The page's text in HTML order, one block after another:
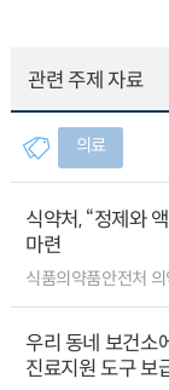
관련 주제 자료
의료
식약처, “정제와
마련
식품의약품안전처
우리 동네 보건소
진료지원 도구 보